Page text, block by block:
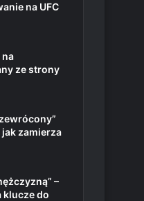
na UFC
na
ze strony
jak zamierza
–
klucze do